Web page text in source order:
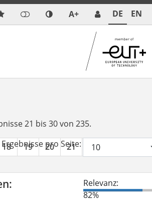
A+ DE EN
21 bis 30 von 235.
18 19 20 21 22
Ergebnisse pro Seite:
Relevanz:
82%